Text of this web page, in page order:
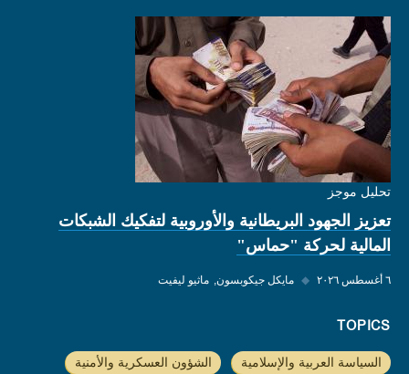
تحليل موجز
تعزيز الجهود البريطانية والأوروبية لتفكيك الشبكات
المالية لحركة "حماس"
٦ أغسطس ٢٠٢٦ ◆ مايكل جيكوبسون ماثيو ليفيت
TOPICS
السياسة العربية والإسلامية الشؤون العسكرية والأمنية